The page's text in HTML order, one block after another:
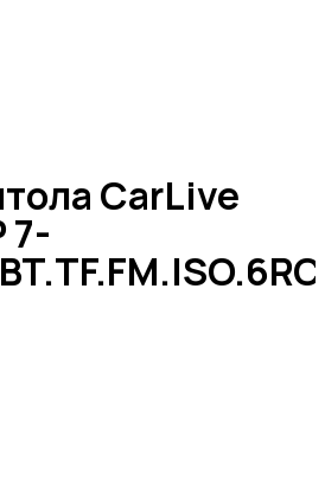
CarLive
7-